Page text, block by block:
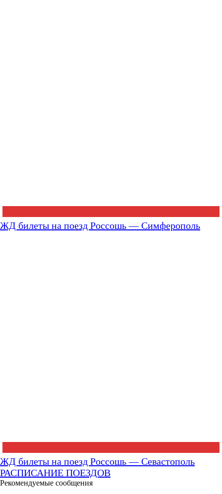
ЖД билеты на поезд Россошь — Симферополь
ЖД билеты на поезд Россошь — Севастополь
РАСПИСАНИЕ ПОЕЗДОВ
Рекомендуемые сообщения